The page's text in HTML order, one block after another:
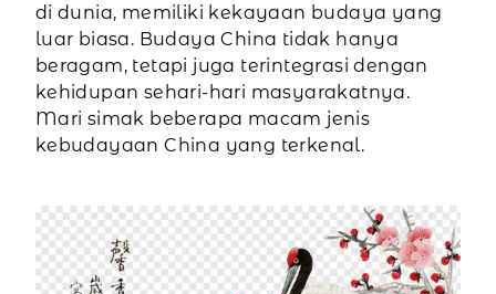
di dunia, memiliki kekayaan budaya yang
luar biasa. Budaya China tidak hanya
beragam, tetapi juga terintegrasi dengan
kehidupan sehari-hari masyarakatnya.
Mari simak beberapa macam jenis
kebudayaan China yang terkenal.